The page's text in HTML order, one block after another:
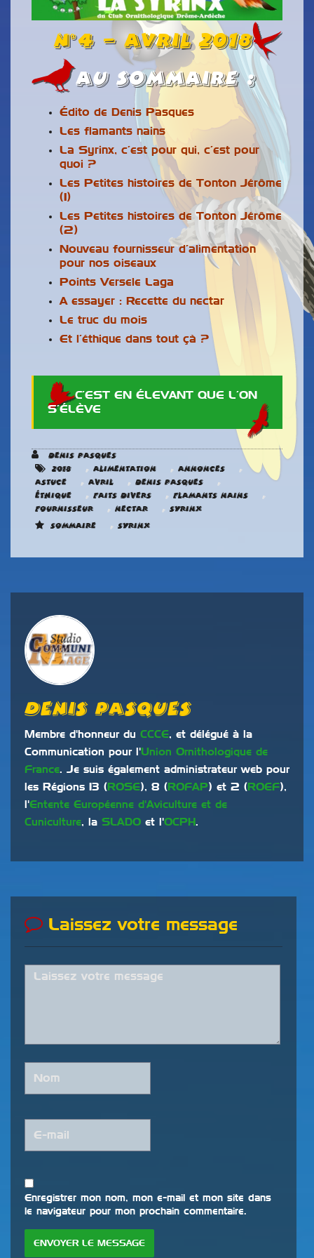
n°4 – Avril 2018
Au Sommaire :
Édito de Denis Pasques
Les flamants nains
La Syrinx, c’est pour qui, c’est pour
quoi ?
Les Petites histoires de Tonton Jérôme
(1)
Les Petites histoires de Tonton Jérôme
(2)
Nouveau fournisseur d’alimentation
pour nos oiseaux
Points Versele Laga
A essayer : Recette du nectar
Le truc du mois
Et l’éthique dans tout çà ?
C’EST EN ÉLEVANT QUE L’ON
S’ÉLÈVE
Denis Pasques
2018
, Alimentation , Annonces ,
astuce , Avril , Denis Pasques ,
éthique , Faits divers , Flamants nains ,
Fournisseur , Nectar , Syrinx
Sommaire
, Syrinx
Denis Pasques
Membre d'honneur du CCCE, et délégué à la
Communication pour l'Union Ornithologique de
France. Je suis également administrateur web pour
les Régions 13 ( ROSE), 8 ( ROFAP) et 2 ( ROEF),
l'Entente Européenne d'Aviculture et de
Cuniculture, la SLADO et l'OCPH .
Laissez votre message
Enregistrer mon nom, mon e-mail et mon site dans
le navigateur pour mon prochain commentaire.